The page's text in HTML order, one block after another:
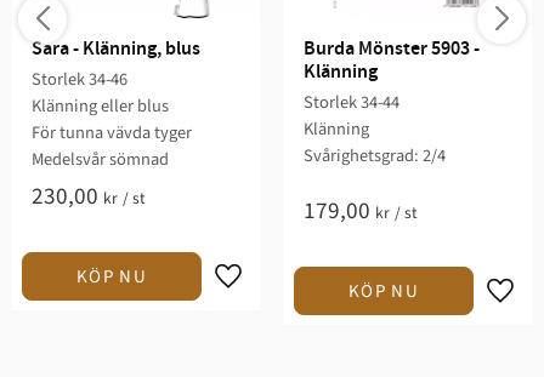
Sara - Klänning, blus
Storlek 34-46​
Klänning eller blus​
För tunna vävda tyger​
Medelsvår sömnad​
230,00 kr /st
Burda Mönster 5903 -
Klänning
Storlek 34-44
Klänning
Svårighetsgrad: 2/4​
179,00 kr /st